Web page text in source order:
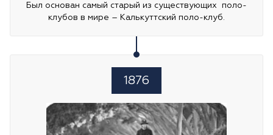
Был основан самый старый из существующих поло-
клубов в мире – Калькуттский поло-клуб.
1876